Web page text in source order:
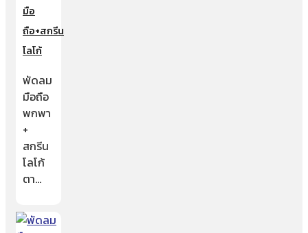
มือ
ถือ+สกรีน
โลโก้
พัดลม
มือถือ
พกพา
+
สกรีน
โลโก้
ตา…